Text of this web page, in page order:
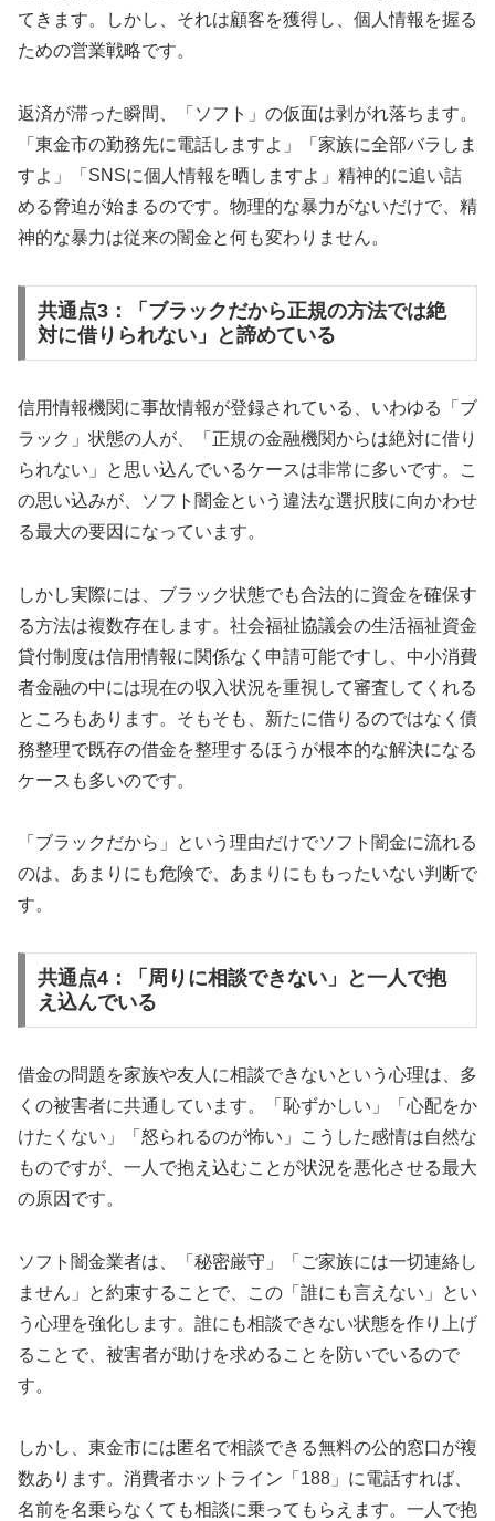
てきます。しかし、それは顧客を獲得し、個人情報を握る
ための営業戦略です。
返済が滞った瞬間、「ソフト」の仮面は剥がれ落ちます。
「東金市の勤務先に電話しますよ」「家族に全部バラしま
すよ」「SNSに個人情報を晒しますよ」精神的に追い詰
める脅迫が始まるのです。物理的な暴力がないだけで、精
神的な暴力は従来の闇金と何も変わりません。
共通点3：「ブラックだから正規の方法では絶
対に借りられない」と諦めている
信用情報機関に事故情報が登録されている、いわゆる「ブ
ラック」状態の人が、「正規の金融機関からは絶対に借り
られない」と思い込んでいるケースは非常に多いです。こ
の思い込みが、ソフト闇金という違法な選択肢に向かわせ
る最大の要因になっています。
しかし実際には、ブラック状態でも合法的に資金を確保す
る方法は複数存在します。社会福祉協議会の生活福祉資金
貸付制度は信用情報に関係なく申請可能ですし、中小消費
者金融の中には現在の収入状況を重視して審査してくれる
ところもあります。そもそも、新たに借りるのではなく債
務整理で既存の借金を整理するほうが根本的な解決になる
ケースも多いのです。
「ブラックだから」という理由だけでソフト闇金に流れる
のは、あまりにも危険で、あまりにももったいない判断で
す。
共通点4：「周りに相談できない」と一人で抱
え込んでいる
借金の問題を家族や友人に相談できないという心理は、多
くの被害者に共通しています。「恥ずかしい」「心配をか
けたくない」「怒られるのが怖い」こうした感情は自然な
ものですが、一人で抱え込むことが状況を悪化させる最大
の原因です。
ソフト闇金業者は、「秘密厳守」「ご家族には一切連絡し
ません」と約束することで、この「誰にも言えない」とい
う心理を強化します。誰にも相談できない状態を作り上げ
ることで、被害者が助けを求めることを防いでいるので
す。
しかし、東金市には匿名で相談できる無料の公的窓口が複
数あります。消費者ホットライン「188」に電話すれば、
名前を名乗らなくても相談に乗ってもらえます。一人で抱